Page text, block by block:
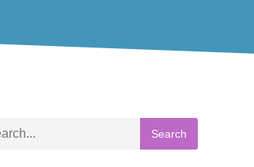
Search